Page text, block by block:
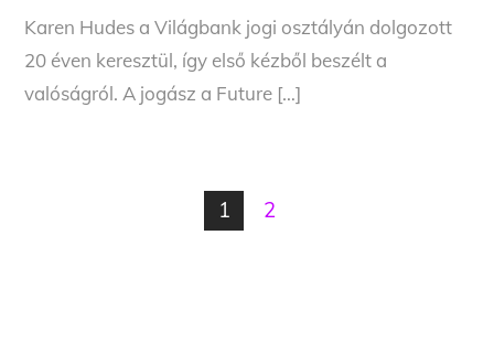
Karen Hudes a Világbank jogi osztályán dolgozott
20 éven keresztül, így első kézből beszélt a
valóságról. A jogász a Future […]
1 2